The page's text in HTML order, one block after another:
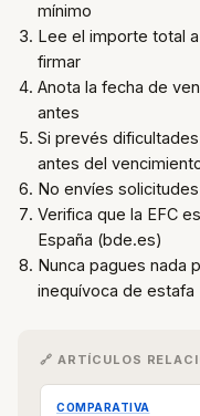
mínimo
Lee el importe total
firmar
Anota la fecha de
antes
Si prevés
antes del
No envíes
Verifica que la EFC
España (bde.es)
Nunca pagues nada
inequívoca de estafa
🔗 ARTÍCULOS
COMPARATIVA